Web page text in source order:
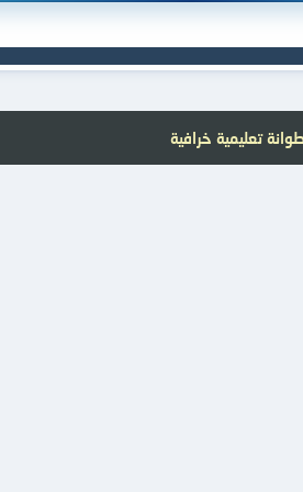
تعليمية خرافية